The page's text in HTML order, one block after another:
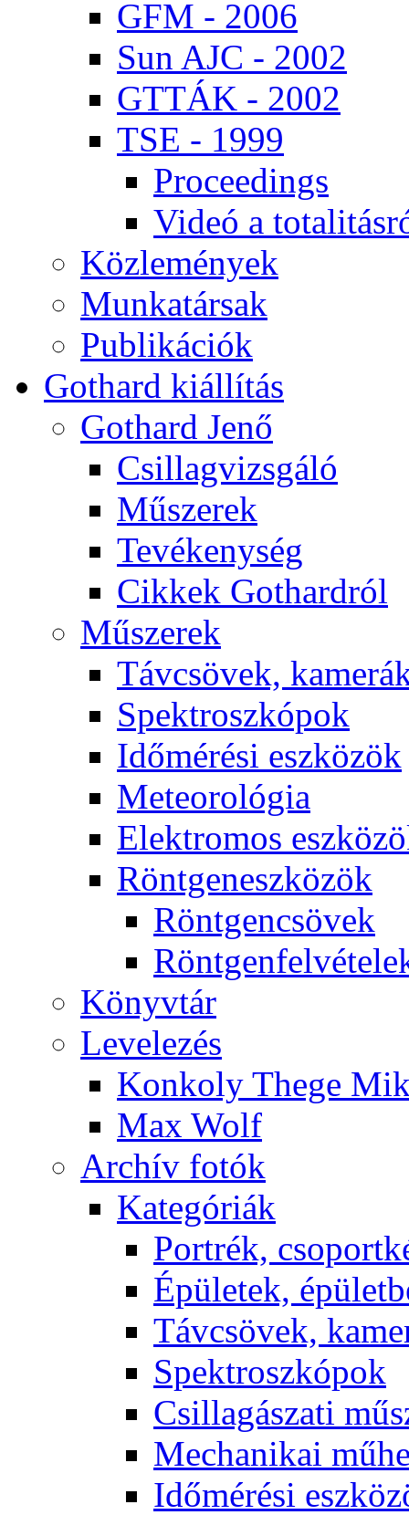
GFM - 2006
Sun AJC - 2002
GT­TÁK - 2002
TSE - 1999
Pro­ce­e­dings
Vi­deó a
Köz­le­mé­nyek
Mun­ka­tár­sak
Pub­li­ká­ci­ók
Got­hard ki­ál­lí­tás
Got­hard Je­nő
Csil­lag­vizs­gá­ló
Mű­sze­rek
Te­vé­keny­ség
Cik­kek Got­hard­ról
Mű­sze­rek
Táv­csö­vek,
Spekt­rosz­kó­pok
Idő­mé­ré­si esz­kö­zök
Me­te­o­ro­ló­gia
Elekt­ro­mos
Rönt­gen­esz­kö­zök
Rönt­gen­csö­vek
Könyv­tár
Le­ve­le­zés
Kon­koly The­ge
Max Wolf
Ar­chív fo­tók
Ka­te­gó­ri­ák
Port­rék,
Épü­le­tek,
Táv­csö­vek,
Spekt­rosz­kó­pok
Csil­la­gá­sza­ti
Me­cha­ni­kai
Idő­mé­ré­si